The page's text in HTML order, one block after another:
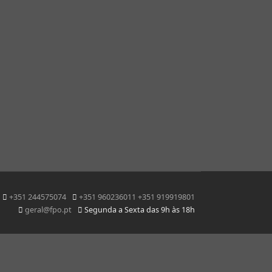
+351 244575074
+351 960236011 +351 919919801
geral@fpo.pt
Segunda a Sexta das 9h às 18h